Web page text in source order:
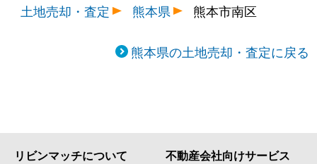
土地売却・査定
熊本県 熊本市南区
熊本県の土地売却・査定に戻る
リビンマッチについて 不動産会社向けサービス